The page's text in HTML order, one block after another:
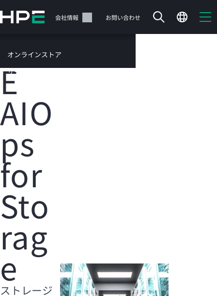
イ
テ
ン
ツ
ス
キ
プ
す
る
サポート 会社情報 お問い合わせ
オンラインストア
サービス
HPEストアで商品を検索、構成、注文できます。
HP
E
AIO
ps
for
Sto
rag
e
ストレージ